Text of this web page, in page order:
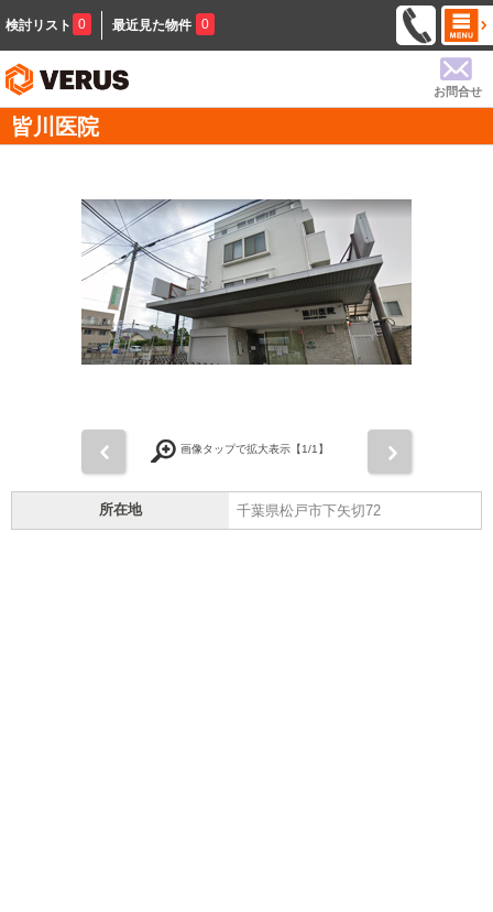
検討リスト 0 最近見た物件 0
お問合せ
皆川医院
画像タップで拡大表示【1/1】
所在地 千葉県松戸市下矢切72